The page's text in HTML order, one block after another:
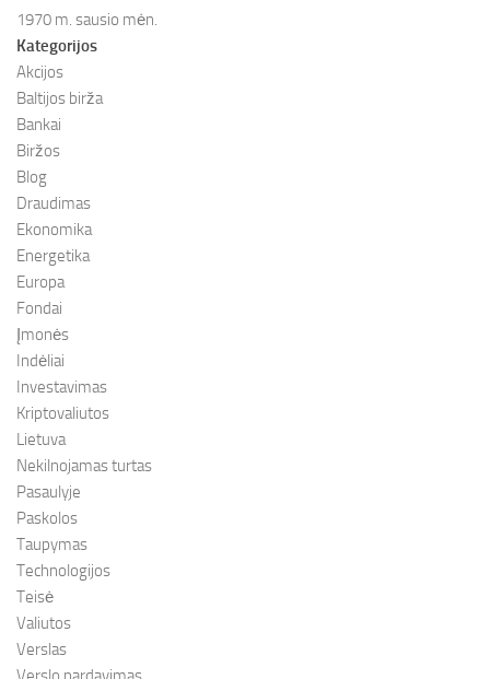
1970 m. sausio mėn.
Kategorijos
Akcijos
Baltijos birža
Bankai
Biržos
Blog
Draudimas
Ekonomika
Energetika
Europa
Fondai
Įmonės
Indėliai
Investavimas
Kriptovaliutos
Lietuva
Nekilnojamas turtas
Pasaulyje
Paskolos
Taupymas
Technologijos
Teisė
Valiutos
Verslas